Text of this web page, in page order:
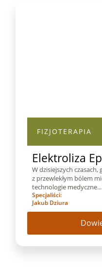
FIZJOTERAPIA
Elektroliza
W dzisiejszych czasach,
z przewlekłym bólem
technologie medyczne...
Specjaliści:
Jakub Dziura